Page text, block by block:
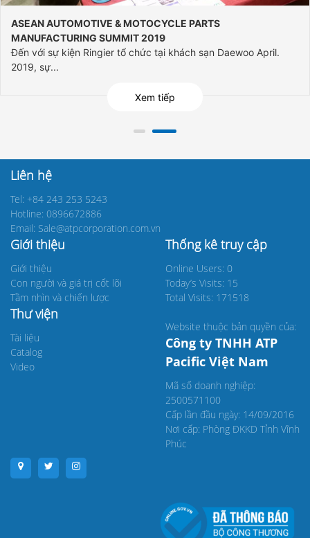
Samsung annually audit Paint Detackifier 2018
Tiếp đón các chuyên gia của khách hàng định kì hằng năm
sang kiểm...
Liên hệ
Tel: +84 243 253 5243
Hotline: 0896672886
Email: Sale@atpcorporation.com.vn
Giới thiệu
Giới thiệu
Con người và giá trị cốt lõi
Tầm nhìn và chiến lược
Thư viện
Tài liệu
Catalog
Video
Thống kê truy cập
Online Users: 0
Today’s Visits: 15
Total Visits: 171518
Website thuộc bản quyền của:
Công ty TNHH ATP
Pacific Việt Nam
Mã số doanh nghiệp:
2500571100
Cấp lần đầu ngày: 14/09/2016
Nơi cấp: Phòng ĐKKD Tỉnh Vĩnh
Phúc